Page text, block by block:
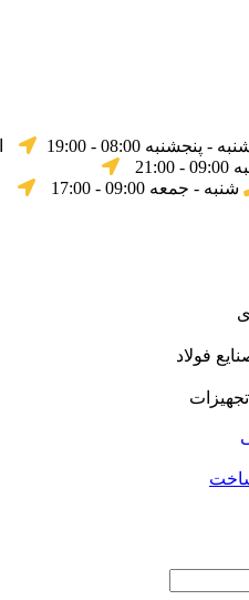
- پنجشنبه 08:00 - 19:00
شنبه - جمعه 09:00 - 17:00
فولاد